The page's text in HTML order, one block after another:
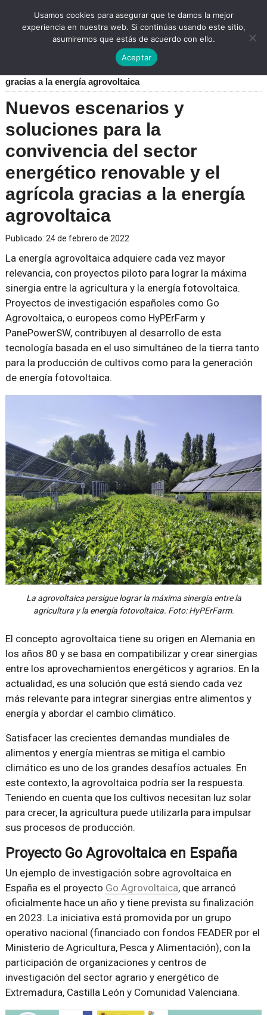
Nuevos escenarios y soluciones para
la convivencia del sector energético renovable y el agrícola
gracias a la energía agrovoltaica
Nuevos escenarios y
soluciones para la
convivencia del sector
energético renovable y el
agrícola gracias a la energía
agrovoltaica
Publicado: 24 de febrero de 2022
La energía agrovoltaica adquiere cada vez mayor
relevancia, con proyectos piloto para lograr la máxima
sinergia entre la agricultura y la energía fotovoltaica.
Proyectos de investigación españoles como Go
Agrovoltaica, o europeos como HyPErFarm y
PanePowerSW, contribuyen al desarrollo de esta
tecnología basada en el uso simultáneo de la tierra tanto
para la producción de cultivos como para la generación
de energía fotovoltaica.
La agrovoltaica persigue lograr la máxima sinergia entre la
agricultura y la energía fotovoltaica. Foto: HyPErFarm.
El concepto agrovoltaica tiene su origen en Alemania en
los años 80 y se basa en compatibilizar y crear sinergias
entre los aprovechamientos energéticos y agrarios. En la
actualidad, es una solución que está siendo cada vez
más relevante para integrar sinergias entre alimentos y
energía y abordar el cambio climático.
Satisfacer las crecientes demandas mundiales de
alimentos y energía mientras se mitiga el cambio
climático es uno de los grandes desafíos actuales. En
este contexto, la agrovoltaica podría ser la respuesta.
Teniendo en cuenta que los cultivos necesitan luz solar
para crecer, la agricultura puede utilizarla para impulsar
sus procesos de producción.
Proyecto Go Agrovoltaica en España
Un ejemplo de investigación sobre agrovoltaica en
España es el proyecto Go Agrovoltaica, que arrancó
oficialmente hace un año y tiene prevista su finalización
en 2023. La iniciativa está promovida por un grupo
operativo nacional (financiado con fondos FEADER por el
Ministerio de Agricultura, Pesca y Alimentación), con la
participación de organizaciones y centros de
investigación del sector agrario y energético de
Extremadura, Castilla León y Comunidad Valenciana.
Usamos cookies para asegurar que te damos la mejor
experiencia en nuestra web. Si continúas usando este sitio,
asumiremos que estás de acuerdo con ello.
Aceptar